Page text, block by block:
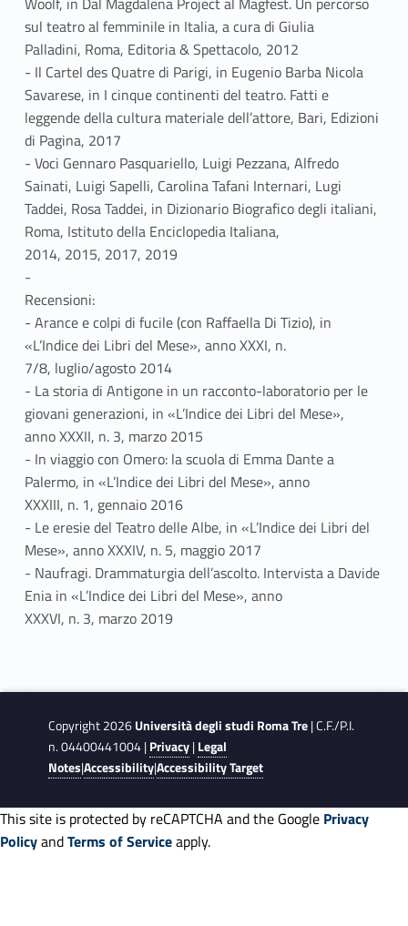
sul teatro al femminile in Italia, a cura di Giulia
Palladini, Roma, Editoria & Spettacolo, 2012
- Il Cartel des Quatre di Parigi, in Eugenio Barba Nicola
Savarese, in I cinque continenti del teatro. Fatti e
leggende della cultura materiale dell’attore, Bari, Edizioni
di Pagina, 2017
- Voci Gennaro Pasquariello, Luigi Pezzana, Alfredo
Sainati, Luigi Sapelli, Carolina Tafani Internari, Lugi
Taddei, Rosa Taddei, in Dizionario Biografico degli italiani,
Roma, Istituto della Enciclopedia Italiana,
2014, 2015, 2017, 2019
-
Recensioni:
- Arance e colpi di fucile (con Raffaella Di Tizio), in
«L’Indice dei Libri del Mese», anno XXXI, n.
7/8, luglio/agosto 2014
- La storia di Antigone in un racconto-laboratorio per le
giovani generazioni, in «L’Indice dei Libri del Mese»,
anno XXXII, n. 3, marzo 2015
- In viaggio con Omero: la scuola di Emma Dante a
Palermo, in «L’Indice dei Libri del Mese», anno
XXXIII, n. 1, gennaio 2016
- Le eresie del Teatro delle Albe, in «L’Indice dei Libri del
Mese», anno XXXIV, n. 5, maggio 2017
- Naufragi. Drammaturgia dell’ascolto. Intervista a Davide
Enia in «L’Indice dei Libri del Mese», anno
XXXVI, n. 3, marzo 2019
Copyright 2026Università degli studi Roma Tre| C.F./P.I.
n. 04400441004 |Privacy|Legal
Notes|Accessibility|Accessibility Target
This site is protected by reCAPTCHA and the Google Privacy
PolicyandTerms of Serviceapply.